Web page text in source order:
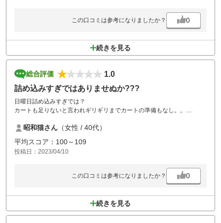
この口コミは参考になりましたか？ 0
続きを見る
総合評価
1.0
詰め込みすぎではありませぬか???
日曜日詰め込みすぎでは？
カートも足りないと言われギリギリまでカートの準備もなし。。
2ホール目からカートの大渋滞。
8ホール目では35分待ち……身体も冷えるしペースも乱れるし…………
後半は前半ほど詰まりはしなかったけど、12時過ぎスタートして終了し
たのが18時ちょい前でした。色々な意味で疲れたゴルフになりました。
昭和猫さん （女性 / 40代）
平均スコア：100～109
投稿日：2023/04/10
この口コミは参考になりましたか？ 0
続きを見る